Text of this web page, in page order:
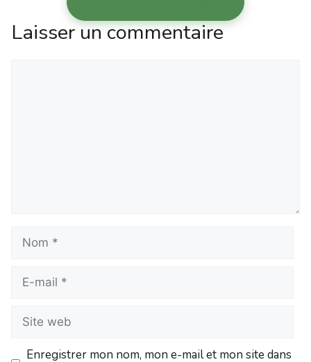
Laisser un commentaire
Nom
Site
Enregistrer mon nom, mon e-mail et mon site dans